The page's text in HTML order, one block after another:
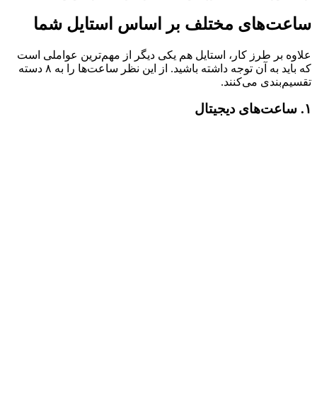
ساعت‌های مختلف بر اساس استایل شما
علاوه بر طرز کار، استایل هم یکی دیگر از مهم‌ترین عواملی است
که باید به آن توجه داشته باشید. از این نظر ساعت‌ها را به ۸ دسته
تقسیم‌بندی می‌کنند.
۱. ساعت‌های دیجیتال